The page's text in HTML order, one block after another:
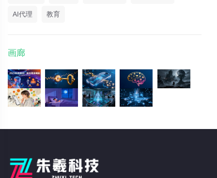
AI代理 教育
画廊